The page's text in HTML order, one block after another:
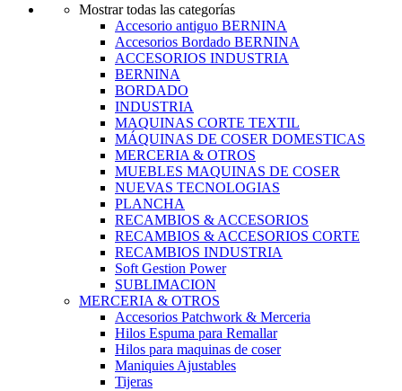
Mostrar todas las categorías
Accesorio antiguo BERNINA
Accesorios Bordado BERNINA
ACCESORIOS INDUSTRIA
BERNINA
BORDADO
INDUSTRIA
MAQUINAS CORTE TEXTIL
MÁQUINAS DE COSER DOMESTICAS
MERCERIA & OTROS
MUEBLES MAQUINAS DE COSER
NUEVAS TECNOLOGIAS
PLANCHA
RECAMBIOS & ACCESORIOS
RECAMBIOS & ACCESORIOS CORTE
RECAMBIOS INDUSTRIA
Soft Gestion Power
SUBLIMACION
MERCERIA & OTROS
Accesorios Patchwork & Merceria
Hilos Espuma para Remallar
Hilos para maquinas de coser
Maniquies Ajustables
Tijeras